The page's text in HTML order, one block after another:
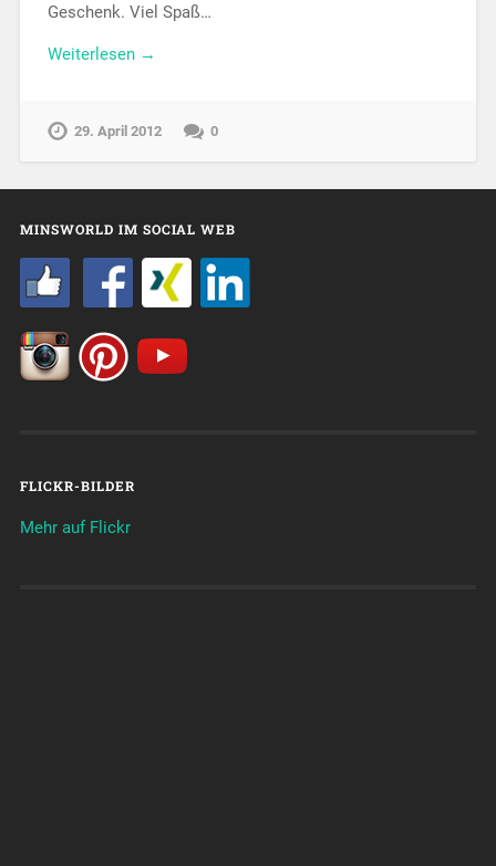
Geschenk. Viel Spaß…
Weiterlesen →
29. April 2012 0
MINSWORLD IM SOCIAL WEB
FLICKR-BILDER
Mehr auf Flickr